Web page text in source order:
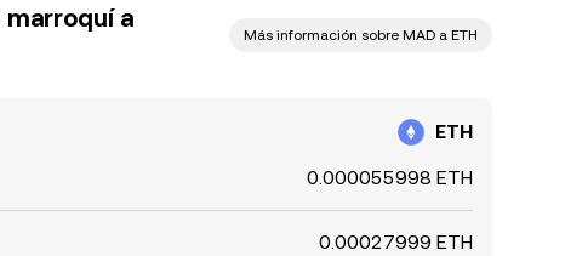
a
Más información sobre MAD a ETH
ETH
0.000055998 ETH
0.00027999 ETH